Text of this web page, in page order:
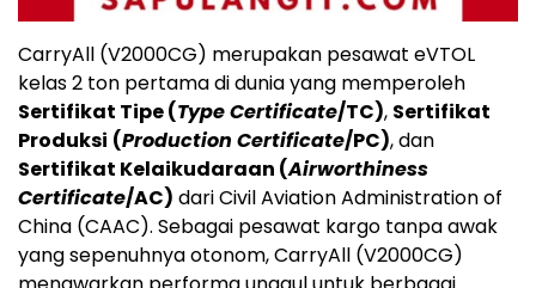
CarryAll (V2000CG) merupakan pesawat eVTOL
kelas 2 ton pertama di dunia yang memperoleh
Sertifikat Tipe (Type Certificate/TC), Sertifikat
Produksi (Production Certificate/PC), dan
Sertifikat Kelaikudaraan (Airworthiness
Certificate/AC) dari Civil Aviation Administration of
China (CAAC). Sebagai pesawat kargo tanpa awak
yang sepenuhnya otonom, CarryAll (V2000CG)